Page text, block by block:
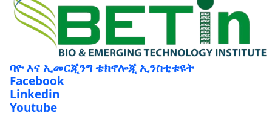
ባዮ እና ኢመርጂንግ ቴክኖሎጂ ኢንስቲቱዩት
Facebook
Linkedin
Youtube